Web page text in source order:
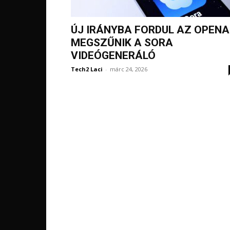
ÚJ IRÁNYBA FORDUL AZ
MEGSZŰNIK A SORA
VIDEÓGENERÁLÓ
Tech2 Laci - márc 24, 2026